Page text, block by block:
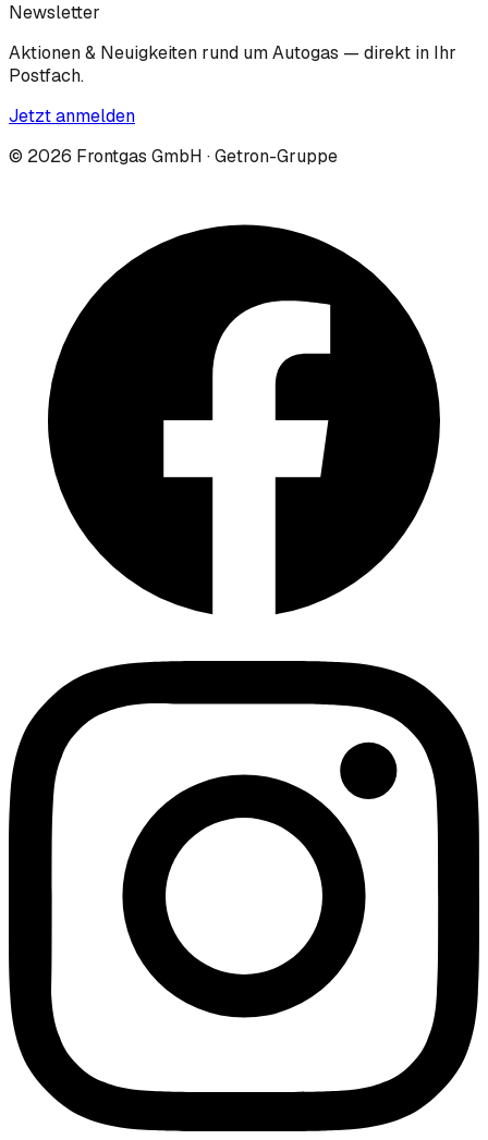
Newsletter
Aktionen & Neuigkeiten rund um Autogas — direkt in Ihr
Postfach.
Jetzt anmelden
© 2026 Frontgas GmbH · Getron-Gruppe